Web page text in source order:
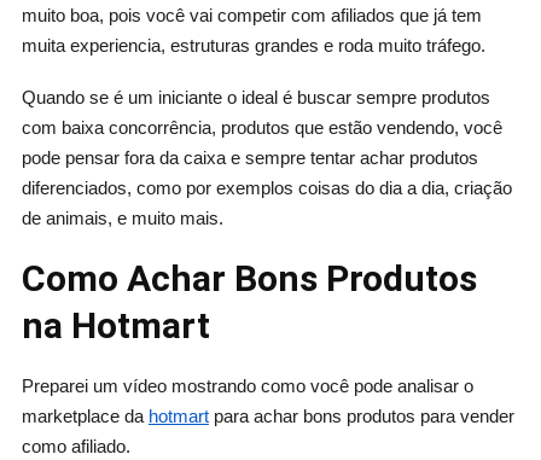
muito boa, pois você vai competir com afiliados que já tem
muita experiencia, estruturas grandes e roda muito tráfego.
Quando se é um iniciante o ideal é buscar sempre produtos
com baixa concorrência, produtos que estão vendendo, você
pode pensar fora da caixa e sempre tentar achar produtos
diferenciados, como por exemplos coisas do dia a dia, criação
de animais, e muito mais.
Como Achar Bons Produtos
na Hotmart
Preparei um vídeo mostrando como você pode analisar o
marketplace da hotmartpara achar bons produtos para vender
como afiliado.